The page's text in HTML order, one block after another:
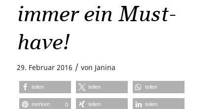
immer ein Must-
have!
29. Februar 2016 / von Janina
teilen teilen teilen
merken 0 teilen teilen